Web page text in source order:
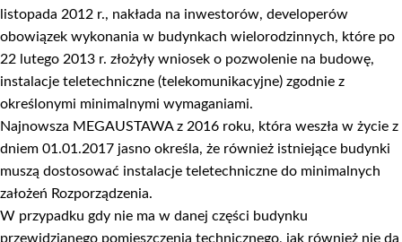
listopada 2012 r., nakłada na inwestorów, developerów
obowiązek wykonania w budynkach wielorodzinnych, które po
22 lutego 2013 r. złożyły wniosek o pozwolenie na budowę,
instalacje teletechniczne (telekomunikacyjne) zgodnie z
określonymi minimalnymi wymaganiami.
Najnowsza MEGAUSTAWA z 2016 roku, która weszła w życie z
dniem 01.01.2017 jasno określa, że również istniejące budynki
muszą dostosować instalacje teletechniczne do minimalnych
założeń Rozporządzenia.
W przypadku gdy nie ma w danej części budynku
przewidzianego pomieszczenia technicznego, jak również nie da